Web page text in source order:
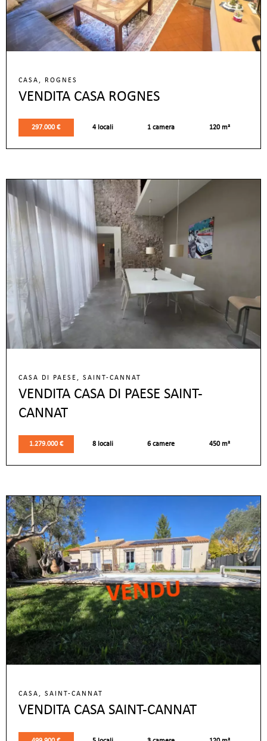
CASA, ROGNES
VENDITA CASA ROGNES
297.000 € 4 locali 1 camera 120 m²
CASA DI PAESE, SAINT-CANNAT
VENDITA CASA DI PAESE SAINT-
CANNAT
1.279.000 € 8 locali 6 camere 450 m²
CASA, SAINT-CANNAT
VENDITA CASA SAINT-CANNAT